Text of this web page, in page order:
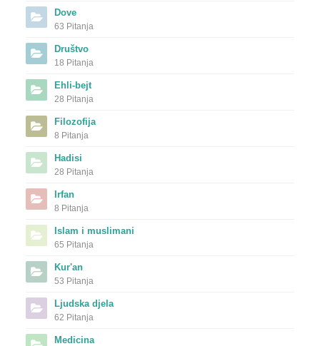
Dove
63 Pitanja
Društvo
18 Pitanja
Ehli-bejt
28 Pitanja
Filozofija
8 Pitanja
Hadisi
28 Pitanja
Irfan
8 Pitanja
Islam i muslimani
65 Pitanja
Kur'an
53 Pitanja
Ljudska djela
62 Pitanja
Medicina